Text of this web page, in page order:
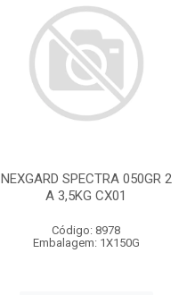
NEXGARD SPECTRA 050GR 2
A 3,5KG CX01
Código: 8978
Embalagem: 1X150G